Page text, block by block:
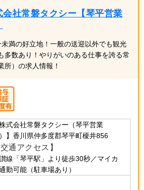
会社常磐タクシー【琴平営業
満の好立地！一般の送迎以外でも観光
多数あり！やりがいのある仕事を誇る常
所）の求人情報！
株式会社常磐タクシー（琴平営業
】香川県仲多度郡琴平町榎井856
交通アクセス】
線「琴平駅」より徒歩30秒／マイカ
勤可能（駐車場あり）